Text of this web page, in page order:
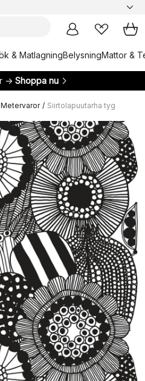
& MatlagningBelysningMattor &
→ Shoppa nu
/ Siirtolapuutarha tyg